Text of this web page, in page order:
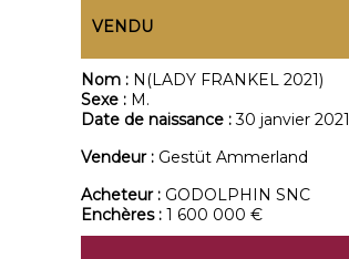
VENDU
Nom : N(LADY FRANKEL 2021)
Sexe : M.
Date de naissance :30 janvier 2021
Vendeur : Gestüt Ammerland
Acheteur : GODOLPHIN SNC
Enchères : 1 600 000 €